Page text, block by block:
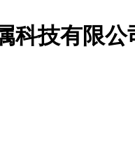
科技有限公